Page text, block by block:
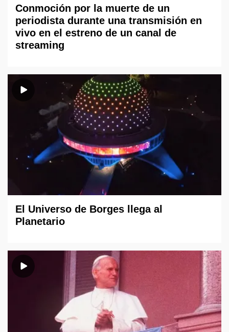
Conmoción por la muerte de un
periodista durante una transmisión en
vivo en el estreno de un canal de
streaming
El Universo de Borges llega al
Planetario